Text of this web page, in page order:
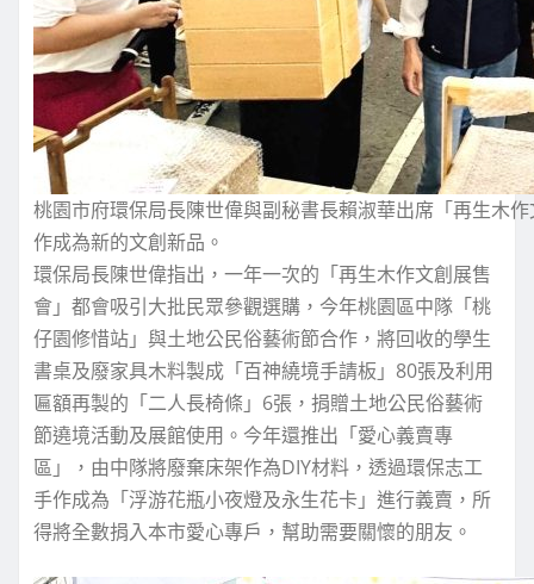
桃園市府環保局長陳世偉與副秘書長賴淑華出席「再生木
作成為新的文創新品。
環保局長陳世偉指出，一年一次的「再生木作文創展售
會」都會吸引大批民眾參觀選購，今年桃園區中隊「桃
仔園修惜站」與土地公民俗藝術節合作，將回收的學生
書桌及廢家具木料製成「百神繞境手請板」80張及利用
匾額再製的「二人長椅條」6張，捐贈土地公民俗藝術
節遶境活動及展館使用。今年還推出「愛心義賣專
區」，由中隊將廢棄床架作為DIY材料，透過環保志工
手作成為「浮游花瓶小夜燈及永生花卡」進行義賣，所
得將全數捐入本市愛心專戶，幫助需要關懷的朋友。